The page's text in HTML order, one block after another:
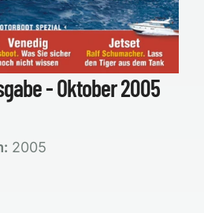
- Oktober 2005
2005